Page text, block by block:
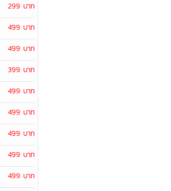
299 บาท
499 บาท
499 บาท
399 บาท
499 บาท
499 บาท
499 บาท
499 บาท
499 บาท